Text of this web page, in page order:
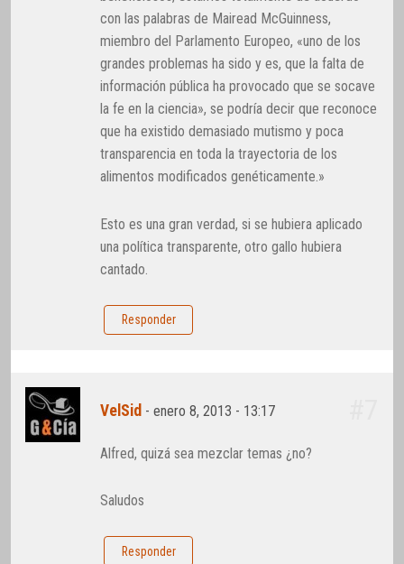
con las palabras de Mairead McGuinness,
miembro del Parlamento Europeo, «uno de los
grandes problemas ha sido y es, que la falta de
información pública ha provocado que se socave
la fe en la ciencia», se podría decir que reconoce
que ha existido demasiado mutismo y poca
transparencia en toda la trayectoria de los
alimentos modificados genéticamente.»
Esto es una gran verdad, si se hubiera aplicado
una política transparente, otro gallo hubiera
cantado.
Responder
VelSid -enero 8, 2013 - 13:17
Alfred, quizá sea mezclar temas ¿no?
Saludos
Responder